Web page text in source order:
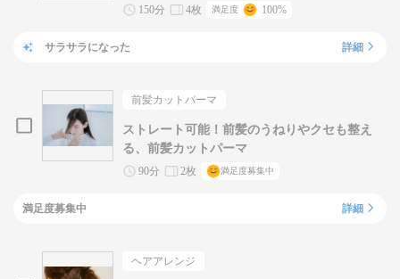
150分 4枚 満足度 100%
サラサラになった 詳細
前髪カットパーマ
ストレート可能！前髪のうねりやクセも整え
る、前髪カットパーマ
90分 2枚 満足度募集中
満足度募集中 詳細
ヘアアレンジ